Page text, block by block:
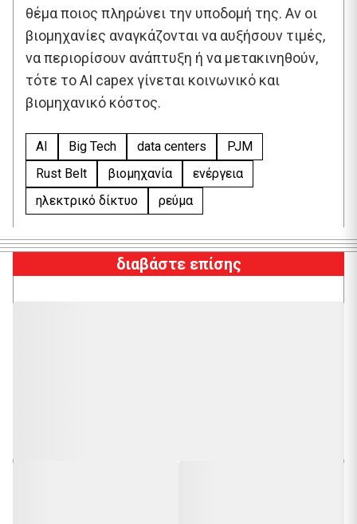
θέμα ποιος πληρώνει την υποδομή της. Αν οι
βιομηχανίες αναγκάζονται να αυξήσουν τιμές,
να περιορίσουν ανάπτυξη ή να μετακινηθούν,
τότε το AI capex γίνεται κοινωνικό και
βιομηχανικό κόστος.
AI Big Tech data centers
PJM
Rust Belt
βιομηχανία
ενέργεια
ηλεκτρικό δίκτυο
ρεύμα
διαβάστε επίσης